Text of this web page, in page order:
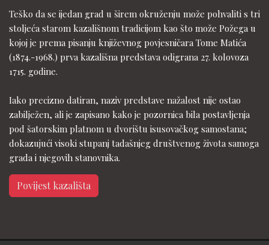
Teško da se ijedan grad u širem okruženju može pohvaliti s tri
stoljeća starom kazališnom tradicijom kao što može Požega u
kojoj je prema pisanju književnog povjesničara Tome Matića
(1874.-1968.) prva kazališna predstava odigrana 27. kolovoza
1715. godine.
Iako precizno datiran, naziv predstave nažalost nije ostao
zabilježen, ali je zapisano kako je pozornica bila postavljenja
pod šatorskim platnom u dvorištu isusovačkog samostana;
dokazujući visoki stupanj tadašnjeg društvenog života samoga
grada i njegovih stanovnika.
Povijest kazališta